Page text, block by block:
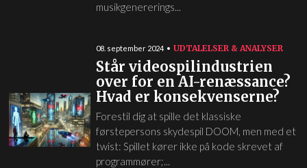
musikgenererings...
08. september 2024 UDTALELSER & ANALYSER
Står videospilindustrien
over for en AI-renæssance?
Hvad er konsekvenserne?
Forestil dig at spille det klassiske
førstepersons skydespil DOOM, men med et
twist: Spillet kører ikke på kode skrevet af
programmører;...